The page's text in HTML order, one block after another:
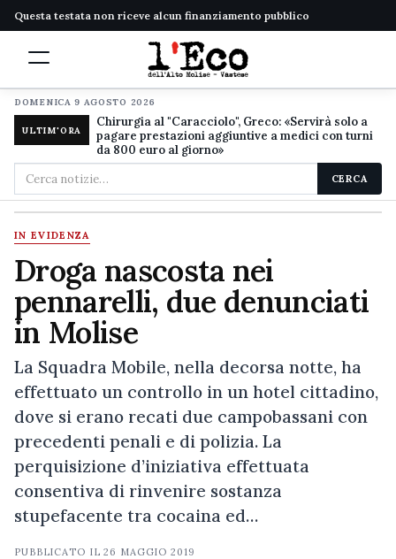
Questa testata non riceve alcun finanziamento pubblico
DOMENICA 9 AGOSTO 2026
ULTIM'ORA
Chirurgia al "Caracciolo", Greco: «Servirà solo a
pagare prestazioni aggiuntive a medici con turni
da 800 euro al giorno»
Cerca
nel
sito
CERCA
IN EVIDENZA
Droga nascosta nei
pennarelli, due denunciati
in Molise
La Squadra Mobile, nella decorsa notte, ha
effettuato un controllo in un hotel cittadino,
dove si erano recati due campobassani con
precedenti penali e di polizia. La
perquisizione d’iniziativa effettuata
consentiva di rinvenire sostanza
stupefacente tra cocaina ed…
PUBBLICATO IL26 MAGGIO 2019